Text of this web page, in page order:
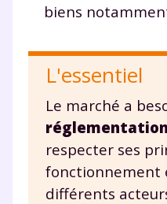
biens
L'essentiel
Le marché a
réglementation
respecter ses
fonctionnement
différents
TESTER
* Votre code d'accès sera
renseignant votre e-mail,
données à caractère
la marque myMaxicours, afin
accès au service de soutien
savoir plus sur la gestion
pour exercer vos droits,